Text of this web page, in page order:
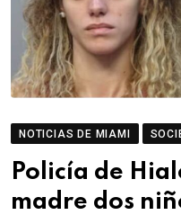
NOTICIAS DE MIAMI
Policía de
madre dos